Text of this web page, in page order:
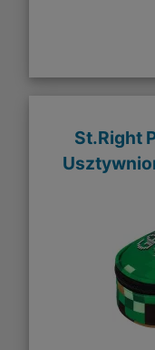
St.Right